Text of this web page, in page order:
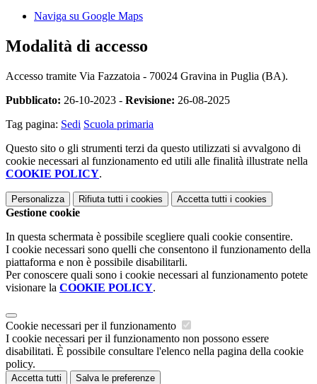
Naviga su Google Maps
Modalità di accesso
Accesso tramite Via Fazzatoia - 70024 Gravina in Puglia (BA).
Pubblicato: 26-10-2023 - Revisione: 26-08-2025
Tag pagina: Sedi Scuola primaria
Questo sito o gli strumenti terzi da questo utilizzati si avvalgono di
cookie necessari al funzionamento ed utili alle finalità illustrate nella
COOKIE POLICY.
Personalizza Rifiuta tutti i cookies Accetta tutti i cookies
Gestione cookie
In questa schermata è possibile scegliere quali cookie consentire.
I cookie necessari sono quelli che consentono il funzionamento della
piattaforma e non è possibile disabilitarli.
Per conoscere quali sono i cookie necessari al funzionamento potete
visionare la COOKIE POLICY.
Cookie necessari per il funzionamento
I cookie necessari per il funzionamento non possono essere
disabilitati. È possibile consultare l'elenco nella pagina della cookie
policy.
Accetta tutti Salva le preferenze